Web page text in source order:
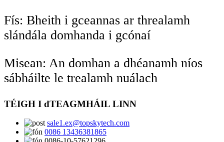
Fís: Bheith i gceannas ar threalamh
slándála domhanda i gcónaí
Misean: An domhan a dhéanamh níos
sábháilte le trealamh nuálach
TÉIGH I dTEAGMHÁIL LINN
sale1.ex@topskytech.com
0086 13436381865